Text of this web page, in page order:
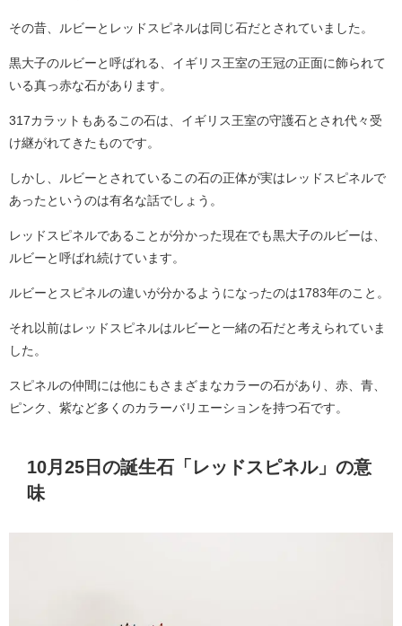
その昔、ルビーとレッドスピネルは同じ石だとされていました。
黒大子のルビーと呼ばれる、イギリス王室の王冠の正面に飾られて
いる真っ赤な石があります。
317カラットもあるこの石は、イギリス王室の守護石とされ代々受
け継がれてきたものです。
しかし、ルビーとされているこの石の正体が実はレッドスピネルで
あったというのは有名な話でしょう。
レッドスピネルであることが分かった現在でも黒大子のルビーは、
ルビーと呼ばれ続けています。
ルビーとスピネルの違いが分かるようになったのは1783年のこと。
それ以前はレッドスピネルはルビーと一緒の石だと考えられていま
した。
スピネルの仲間には他にもさまざまなカラーの石があり、赤、青、
ピンク、紫など多くのカラーバリエーションを持つ石です。
10月25日の誕生石「レッドスピネル」の意
味